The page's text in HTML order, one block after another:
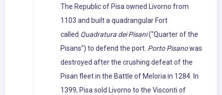
The Republic of Pisa owned Livorno from
1103 and built a quadrangular Fort
called Quadratura dei Pisani("Quarter of the
Pisans") to defend the port. Porto Pisanowas
destroyed after the crushing defeat of the
Pisan fleet in the Battle of Meloria in 1284. In
1399, Pisa sold Livorno to the Visconti of